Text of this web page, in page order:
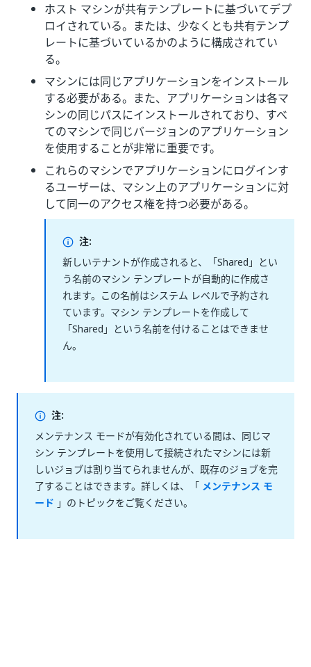
ホスト マシンが共有テンプレートに基づいてデプ
ロイされている。または、少なくとも共有テンプ
レートに基づいているかのように構成されてい
る。
マシンには同じアプリケーションをインストール
する必要がある。また、アプリケーションは各マ
シンの同じパスにインストールされており、すべ
てのマシンで同じバージョンのアプリケーション
を使用することが非常に重要です。
これらのマシンでアプリケーションにログインす
るユーザーは、マシン上のアプリケーションに対
して同一のアクセス権を持つ必要がある。
注:
新しいテナントが作成されると、「Shared」とい
う名前のマシン テンプレートが自動的に作成さ
れます。この名前はシステム レベルで予約され
ています。マシン テンプレートを作成して
「Shared」という名前を付けることはできませ
ん。
注:
メンテナンス モードが有効化されている間は、同じマ
シン テンプレートを使用して接続されたマシンには新
しいジョブは割り当てられませんが、既存のジョブを完
了することはできます。詳しくは、「 メンテナンス モ
ード 」のトピックをご覧ください。